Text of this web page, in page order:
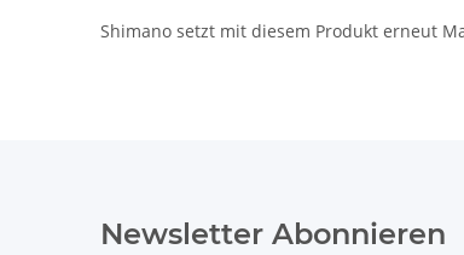
Shimano setzt mit diesem Produkt erneut
Newsletter Abonnieren